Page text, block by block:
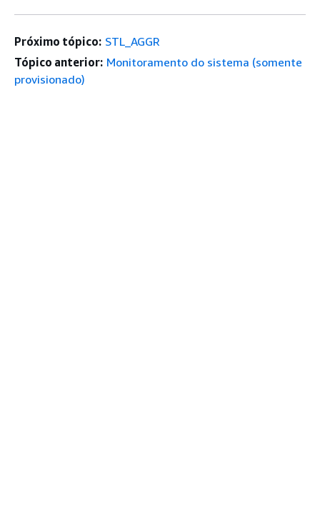
Próximo tópico: STL_AGGR
Tópico anterior: Monitoramento do sistema (somente
provisionado)